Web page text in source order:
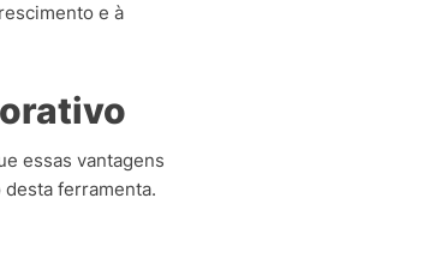
e à
essas vantagens
ferramenta.